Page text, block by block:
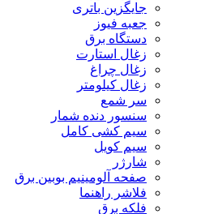
جایگزین باتری
جعبه فیوز
دستگاه برق
زغال استارت
زغال چراغ
زغال کیلومتر
سر شمع
سنسور دنده شمار
سیم کشی کامل
سیم کویل
شارژر
صفحه آلومینیم بوبین برق
فلاشر راهنما
فلکه برق